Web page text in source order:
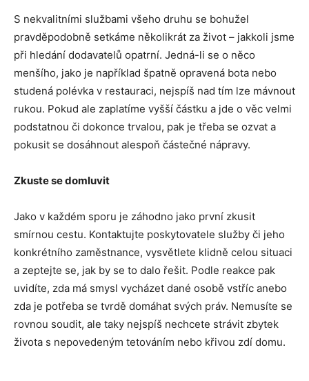
S nekvalitními službami všeho druhu se bohužel
pravděpodobně setkáme několikrát za život – jakkoli jsme
při hledání dodavatelů opatrní. Jedná-li se o něco
menšího, jako je například špatně opravená bota nebo
studená polévka v restauraci, nejspíš nad tím lze mávnout
rukou. Pokud ale zaplatíme vyšší částku a jde o věc velmi
podstatnou či dokonce trvalou, pak je třeba se ozvat a
pokusit se dosáhnout alespoň částečné nápravy.
Zkuste se domluvit
Jako v každém sporu je záhodno jako první zkusit
smírnou cestu. Kontaktujte poskytovatele služby či jeho
konkrétního zaměstnance, vysvětlete klidně celou situaci
a zeptejte se, jak by se to dalo řešit. Podle reakce pak
uvidíte, zda má smysl vycházet dané osobě vstříc anebo
zda je potřeba se tvrdě domáhat svých práv. Nemusíte se
rovnou soudit, ale taky nejspíš nechcete strávit zbytek
života s nepovedeným tetováním nebo křivou zdí domu.